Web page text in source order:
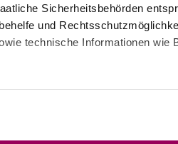
Sicherheitsbehörden
und
technische Informationen